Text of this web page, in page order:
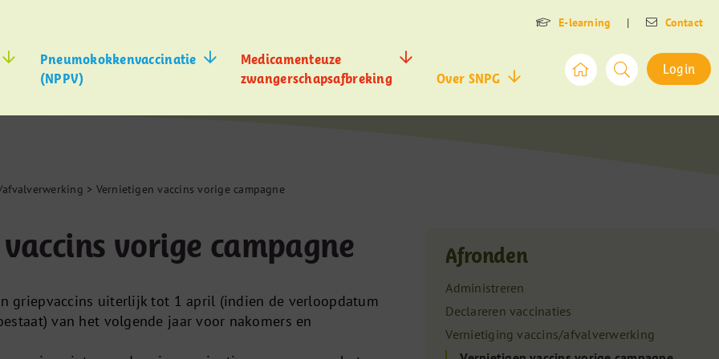
E-learning | Contact
Pneumokokkenvaccinatie
(NPPV)
Medicamenteuze
zwangerschapsafbreking
Over SNPG
Login
> Vernietigen vaccins vorige campagne
vorige campagne
griepvaccins uiterlijk tot 1 april (indien de verloopdatum
van het volgende jaar voor nakomers en
Afronden
Administreren
Declareren vaccinaties
Vernietiging vaccins/afvalverwerking